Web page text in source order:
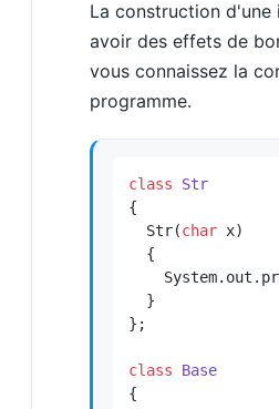
La construction d'une
avoir des effets de
vous connaissez la
programme.
class
Str
{
  Str(
char x)
  {
  }
};
class
Base
{